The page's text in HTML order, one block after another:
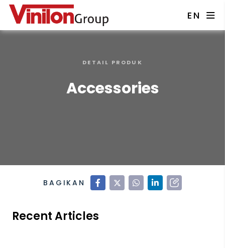
EN
Accessories
DETAIL PRODUK
BAGIKAN
Recent Articles